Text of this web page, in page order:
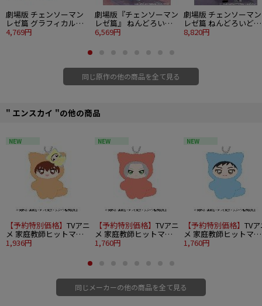
劇場版 チェンソーマン
レゼ篇 グラフィカルカ
ードコレクション 17個
4,769円
劇場版『チェンソーマン
レゼ篇』 ねんどろいど
天使の悪魔
6,569円
劇場版 チェンソーマン
レゼ篇 ねんどろいどど
ーる レゼ
8,820円
同じ原作の他の商品を全て見る
" エンスカイ "の他の商品
NEW
【予約特別価格】 TVアニ
メ 家庭教師ヒットマン
REBORN! ちみけもます
1,936円
NEW
【予約特別価格】 TVアニ
メ 家庭教師ヒットマン
REBORN! ちみけもます
1,760円
NEW
【予約特別価格】 TV
メ 家庭教師ヒットマン
REBORN! ちみけもます
1,760円
同じメーカーの他の商品を全て見る